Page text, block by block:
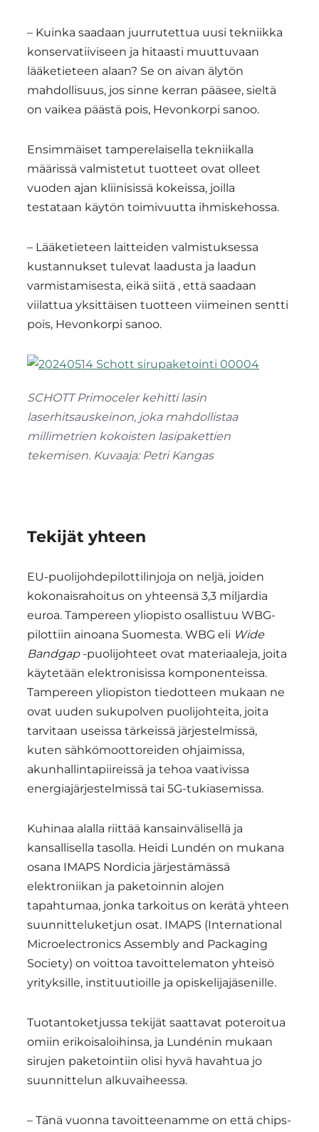
– Kuinka saadaan juurrutettua uusi tekniikka
konservatiiviseen ja hitaasti muuttuvaan
lääketieteen alaan? Se on aivan älytön
mahdollisuus, jos sinne kerran pääsee, sieltä
on vaikea päästä pois, Hevonkorpi sanoo.
Ensimmäiset tamperelaisella tekniikalla
määrissä valmistetut tuotteet ovat olleet
vuoden ajan kliinisissä kokeissa, joilla
testataan käytön toimivuutta ihmiskehossa.
– Lääketieteen laitteiden valmistuksessa
kustannukset tulevat laadusta ja laadun
varmistamisesta, eikä siitä , että saadaan
viilattua yksittäisen tuotteen viimeinen sentti
pois, Hevonkorpi sanoo.
SCHOTT Primoceler kehitti lasin
laserhitsauskeinon, joka mahdollistaa
millimetrien kokoisten lasipakettien
tekemisen. Kuvaaja: Petri Kangas
Tekijät yhteen
EU-puolijohdepilottilinjoja on neljä, joiden
kokonaisrahoitus on yhteensä 3,3 miljardia
euroa. Tampereen yliopisto osallistuu WBG-
pilottiin ainoana Suomesta. WBG eli Wide
Bandgap-puolijohteet ovat materiaaleja, joita
käytetään elektronisissa komponenteissa.
Tampereen yliopiston tiedotteen mukaan ne
ovat uuden sukupolven puolijohteita, joita
tarvitaan useissa tärkeissä järjestelmissä,
kuten sähkömoottoreiden ohjaimissa,
akunhallintapiireissä ja tehoa vaativissa
energiajärjestelmissä tai 5G-tukiasemissa.
Kuhinaa alalla riittää kansainvälisellä ja
kansallisella tasolla. Heidi Lundén on mukana
osana IMAPS Nordicia järjestämässä
elektroniikan ja paketoinnin alojen
tapahtumaa, jonka tarkoitus on kerätä yhteen
suunnitteluketjun osat. IMAPS (International
Microelectronics Assembly and Packaging
Society) on voittoa tavoittelematon yhteisö
yrityksille, instituutioille ja opiskelijajäsenille.
Tuotantoketjussa tekijät saattavat poteroitua
omiin erikoisaloihinsa, ja Lundénin mukaan
sirujen paketointiin olisi hyvä havahtua jo
suunnittelun alkuvaiheessa.
– Tänä vuonna tavoitteenamme on että chips-